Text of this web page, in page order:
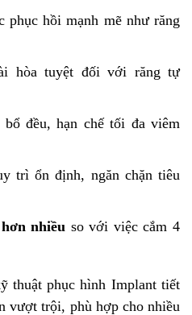
phục hồi mạnh mẽ như răng
hòa tuyệt đối với răng tự
đều, hạn chế tối đa viêm
trì ổn định, ngăn chặn tiêu
nhiều so với việc cắm 4
thuật phục hình Implant tiết
vượt trội, phù hợp cho nhiều